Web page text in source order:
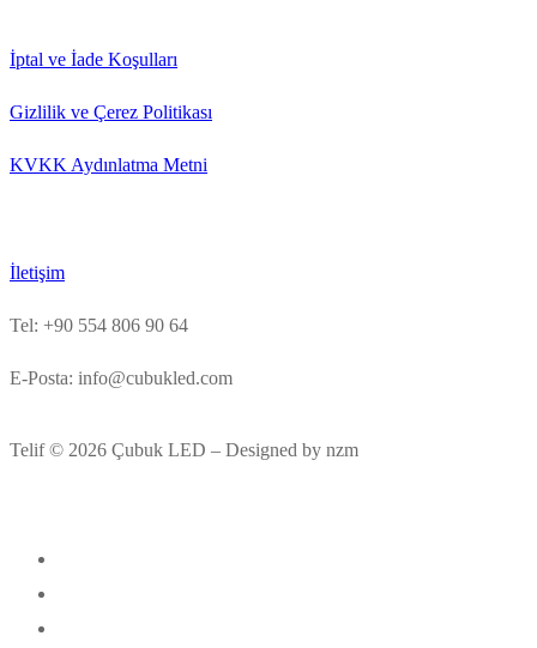
İptal ve İade Koşulları
Gizlilik ve Çerez Politikası
KVKK Aydınlatma Metni
İletişim
Tel: +90 554 806 90 64
E-Posta: info@cubukled.com
Telif © 2026 Çubuk LED – Designed by nzm